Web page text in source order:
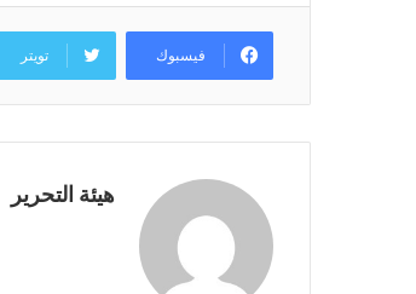
فيسبوك تويتر
هيئة التحرير